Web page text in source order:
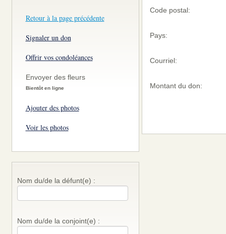
Retour à la page précédente
Signaler un don
Offrir vos condoléances
Envoyer des fleurs
Bientôt en ligne
Ajouter des photos
Voir les photos
Nom du/de la défunt(e) :
Nom du/de la conjoint(e) :
Code postal:
Pays:
Courriel:
Montant du don: